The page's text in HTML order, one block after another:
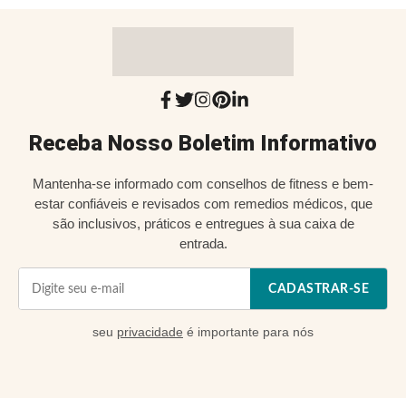
Receba Nosso Boletim Informativo
Mantenha-se informado com conselhos de fitness e bem-
estar confiáveis e revisados com remedios médicos, que
são inclusivos, práticos e entregues à sua caixa de
entrada.
CADASTRAR-SE
seu privacidade é importante para nós